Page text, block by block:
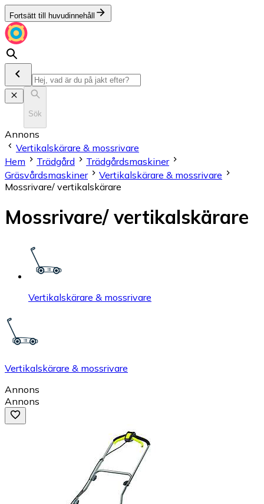
Fortsätt till huvudinnehåll
Sök
Annons
Vertikalskärare & mossrivare
Hem
Trädgård
Trädgårdsmaskiner
Gräsvårdsmaskiner
Vertikalskärare & mossrivare
Mossrivare/ vertikalskärare
Mossrivare/ vertikalskärare
Vertikalskärare & mossrivare
Vertikalskärare & mossrivare
Annons
Annons